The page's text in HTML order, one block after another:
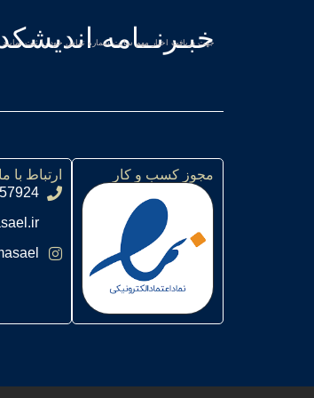
خبـرنــامه
جهت دریافت اخبار مهم سایت شماره تماس خود را ثبت نمایید
مجوز کسب و کار
ارتباط با ما